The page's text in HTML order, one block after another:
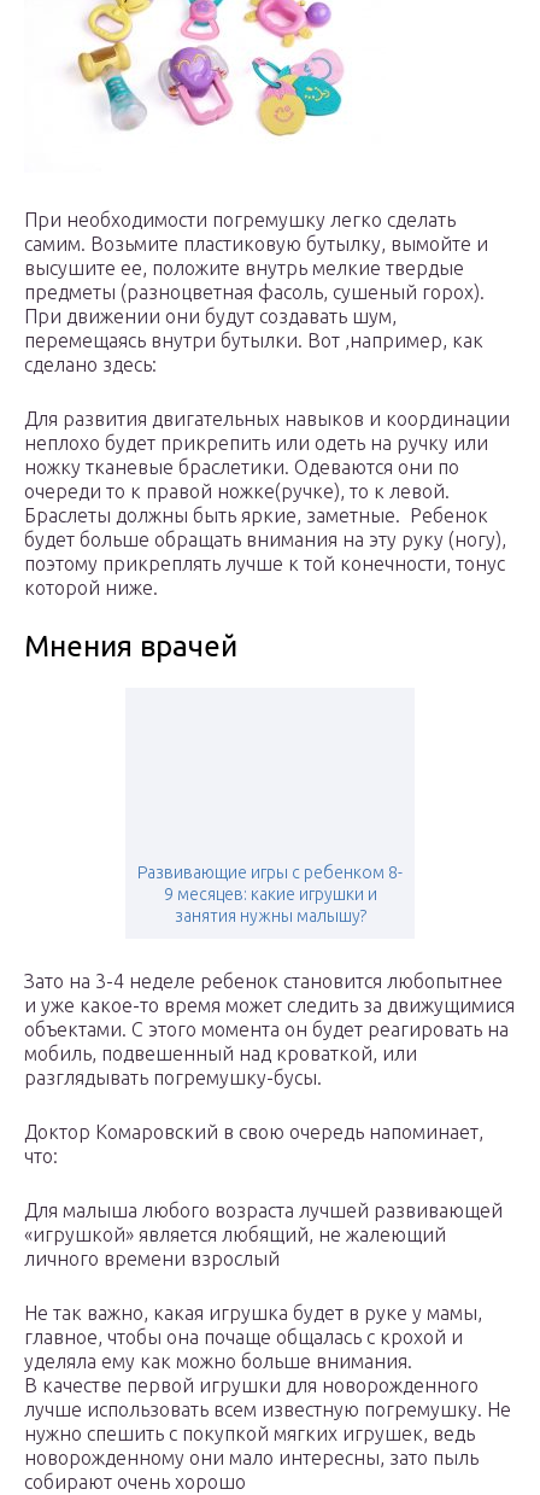
При необходимости погремушку легко сделать
самим. Возьмите пластиковую бутылку, вымойте и
высушите ее, положите внутрь мелкие твердые
предметы (разноцветная фасоль, сушеный горох).
При движении они будут создавать шум,
перемещаясь внутри бутылки. Вот ,например, как
сделано здесь:
Для развития двигательных навыков и координации
неплохо будет прикрепить или одеть на ручку или
ножку тканевые браслетики. Одеваются они по
очереди то к правой ножке(ручке), то к левой.
Браслеты должны быть яркие, заметные. Ребенок
будет больше обращать внимания на эту руку (ногу),
поэтому прикреплять лучше к той конечности, тонус
которой ниже.
Мнения врачей
Развивающие игры с ребенком 8-
9 месяцев: какие игрушки и
занятия нужны малышу?
Зато на 3-4 неделе ребенок становится любопытнее
и уже какое-то время может следить за движущимися
объектами. С этого момента он будет реагировать на
мобиль, подвешенный над кроваткой, или
разглядывать погремушку-бусы.
Доктор Комаровский в свою очередь напоминает,
что:
Для малыша любого возраста лучшей развивающей
«игрушкой» является любящий, не жалеющий
личного времени взрослый
Не так важно, какая игрушка будет в руке у мамы,
главное, чтобы она почаще общалась с крохой и
уделяла ему как можно больше внимания.
В качестве первой игрушки для новорожденного
лучше использовать всем известную погремушку. Не
нужно спешить с покупкой мягких игрушек, ведь
новорожденному они мало интересны, зато пыль
собирают очень хорошо